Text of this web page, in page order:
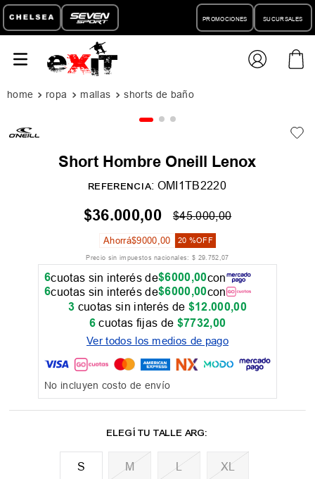
PROMOCIONES SUCURSALES
ropa mallas shorts de baño
Short Hombre Oneill Lenox
REFERENCIA: OMI1TB2220
$36.000,00 $45.000,00
Ahorrá$9000,00 20 %OFF
Precio sin impuestos nacionales: $ 29.752,07
6cuotas sin interés de$6000,00con
6cuotas sin interés de$6000,00con
3 cuotas sin interés de $12.000,00
6 cuotas fijas de $7732,00
Ver todos los medios de pago
No incluyen costo de envío
M L XL